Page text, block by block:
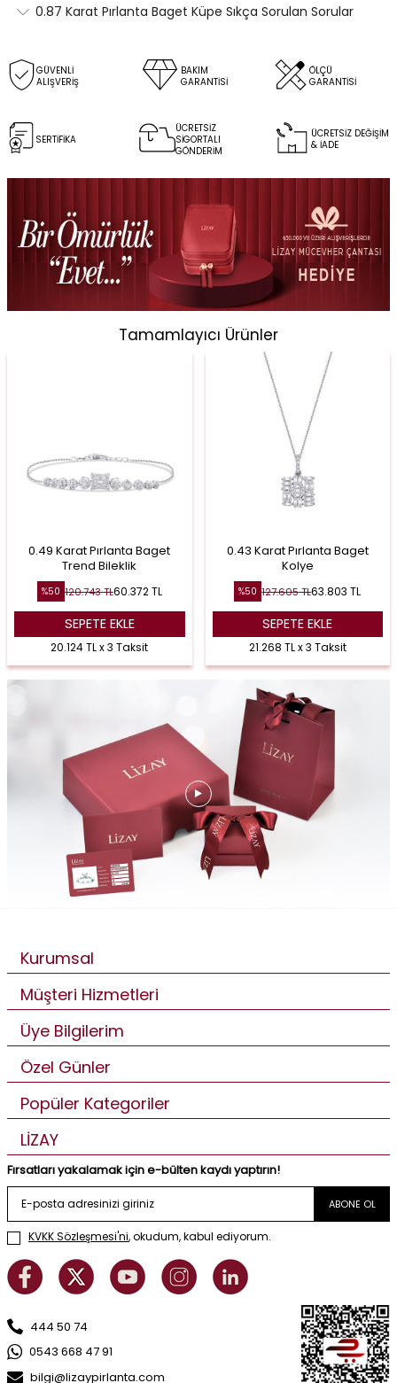
0.87 Karat Pırlanta Baget Küpe Sıkça Sorulan Sorular
GÜVENLİ
ALIŞVERİŞ
BAKIM
GARANTİSİ
ÖLÇÜ
GARANTİSİ
SERTİFİKA
ÜCRETSİZ
SİGORTALI
GÖNDERİM
ÜCRETSİZ DEĞİŞİM
& İADE
Tamamlayıcı Ürünler
0.49 Karat Pırlanta Baget
Trend Bileklik
%50 120.743TL60.372TL
SEPETE EKLE
20.124 TL x 3 Taksit
0.43 Karat Pırlanta Baget
Kolye
%50 127.605TL63.803 TL
SEPETE EKLE
21.268 TL x 3 Taksit
Kurumsal
Müşteri Hizmetleri
Üye Bilgilerim
Özel Günler
Popüler Kategoriler
LİZAY
Fırsatları yakalamak için e-bülten kaydı yaptırın!
ABONE OL
KVKK Sözleşmesi'ni, okudum, kabul ediyorum.
444 50 74
0543 668 47 91
bilgi@lizaypirlanta.com